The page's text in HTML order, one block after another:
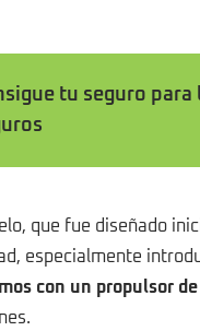
tu seguro para
que fue diseñado
especialmente
con un propulsor de